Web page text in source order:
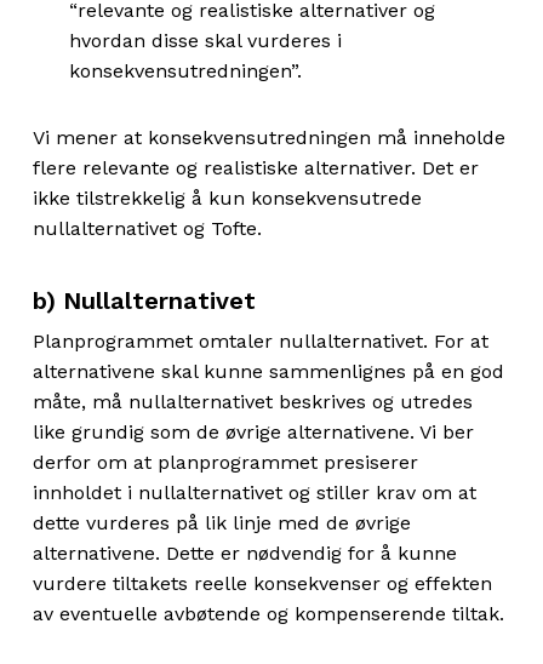
“relevante og realistiske alternativer og
hvordan disse skal vurderes i
konsekvensutredningen”.
Vi mener at konsekvensutredningen må inneholde
flere relevante og realistiske alternativer. Det er
ikke tilstrekkelig å kun konsekvensutrede
nullalternativet og Tofte.
b) Nullalternativet
Planprogrammet omtaler nullalternativet. For at
alternativene skal kunne sammenlignes på en god
måte, må nullalternativet beskrives og utredes
like grundig som de øvrige alternativene. Vi ber
derfor om at planprogrammet presiserer
innholdet i nullalternativet og stiller krav om at
dette vurderes på lik linje med de øvrige
alternativene. Dette er nødvendig for å kunne
vurdere tiltakets reelle konsekvenser og effekten
av eventuelle avbøtende og kompenserende tiltak.